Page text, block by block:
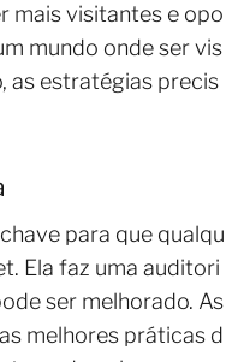
mais visitantes e opo
mundo onde ser vis
as estratégias precis
para que qualqu
Ela faz uma auditori
ser melhorado. As
melhores práticas d